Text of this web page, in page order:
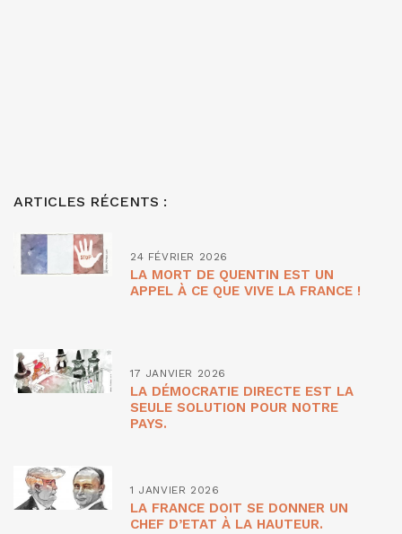
ARTICLES RÉCENTS :
24 FÉVRIER 2026
LA MORT DE QUENTIN EST UN
APPEL À CE QUE VIVE LA FRANCE !
17 JANVIER 2026
LA DÉMOCRATIE DIRECTE EST LA
SEULE SOLUTION POUR NOTRE
PAYS.
1 JANVIER 2026
LA FRANCE DOIT SE DONNER UN
CHEF D’ETAT À LA HAUTEUR.